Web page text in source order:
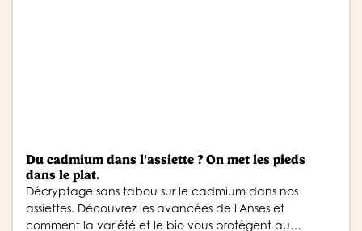
Du cadmium dans l'assiette ? On met les pieds
dans le plat.
Décryptage sans tabou sur le cadmium dans nos
assiettes. Découvrez les avancées de l'Anses et
comment la variété et le bio vous protègent au